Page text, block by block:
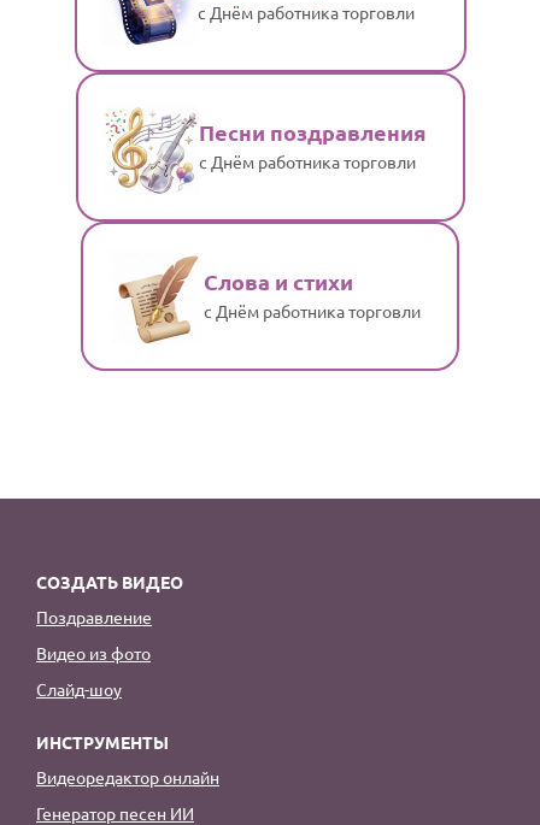
с Днём работника торговли
Песни поздравления
с Днём работника торговли
Слова и стихи
с Днём работника торговли
СОЗДАТЬ ВИДЕО
Поздравление
Видео из фото
Слайд-шоу
ИНСТРУМЕНТЫ
Видеоредактор онлайн
Генератор песен ИИ